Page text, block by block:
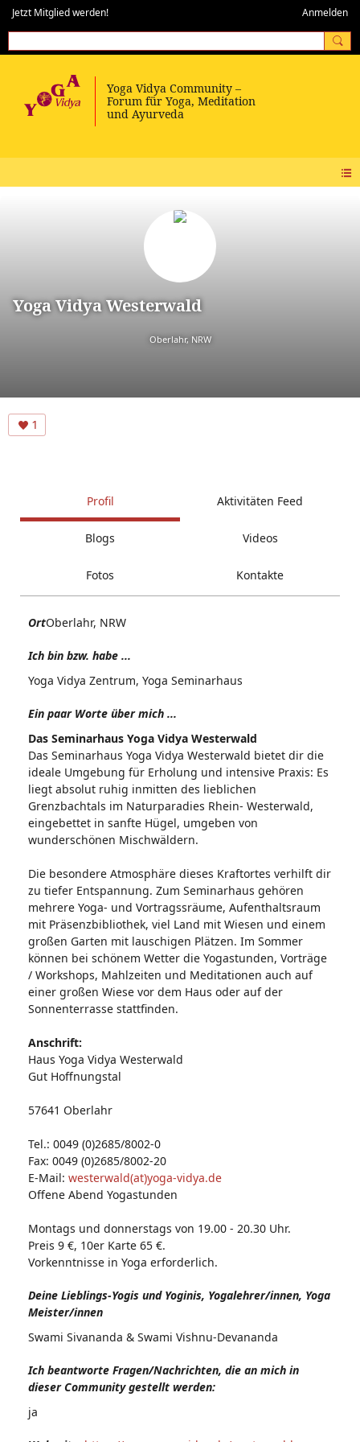
Jetzt Mitglied werden! Anmelden
Yoga Vidya Westerwald
Oberlahr, NRW
1
Profil Aktivitäten Feed
Blogs Videos
Fotos Kontakte
OrtOberlahr, NRW
Ich bin bzw. habe ...
Yoga Vidya Zentrum, Yoga Seminarhaus
Ein paar Worte über mich ...
Das Seminarhaus Yoga Vidya Westerwald
Das Seminarhaus Yoga Vidya Westerwald bietet dir die
ideale Umgebung für Erholung und intensive Praxis: Es
liegt absolut ruhig inmitten des lieblichen
Grenzbachtals im Naturparadies Rhein- Westerwald,
eingebettet in sanfte Hügel, umgeben von
wunderschönen Mischwäldern.
Die besondere Atmosphäre dieses Kraftortes verhilft dir
zu tiefer Entspannung. Zum Seminarhaus gehören
mehrere Yoga- und Vortragssräume, Aufenthaltsraum
mit Präsenzbibliothek, viel Land mit Wiesen und einem
großen Garten mit lauschigen Plätzen. Im Sommer
können bei schönem Wetter die Yogastunden, Vorträge
/ Workshops, Mahlzeiten und Meditationen auch auf
einer großen Wiese vor dem Haus oder auf der
Sonnenterrasse stattfinden.
Anschrift:
Haus Yoga Vidya Westerwald
Gut Hoffnungstal
57641 Oberlahr
Tel.: 0049 (0)2685/8002-0
Fax: 0049 (0)2685/8002-20
E-Mail: westerwald(at)yoga-vidya.de
Offene Abend Yogastunden
Montags und donnerstags von 19.00 - 20.30 Uhr.
Preis 9 €, 10er Karte 65 €.
Vorkenntnisse in Yoga erforderlich.
Deine Lieblings-Yogis und Yoginis, Yogalehrer/innen, Yoga
Meister/innen
Swami Sivananda & Swami Vishnu-Devananda
Ich beantworte Fragen/Nachrichten, die an mich in
dieser Community gestellt werden:
ja